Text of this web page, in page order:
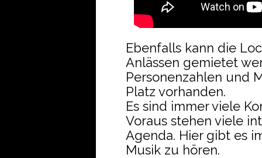
Ebenfalls kann die
Anlässen gemietet
Personenzahlen und
Platz vorhanden.
Es sind immer viele
Voraus stehen viele
Agenda. Hier gibt es
Musik zu hören.